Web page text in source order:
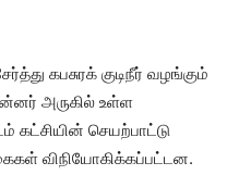
கபசுரக் குடிநீர் வழங்கும்
அருகில் உள்ள
கட்சியின் செயற்பாட்டு
விநியோகிக்கப்பட்டன.